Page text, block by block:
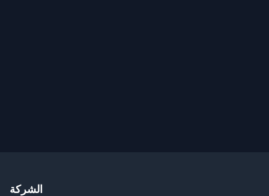
الشركة